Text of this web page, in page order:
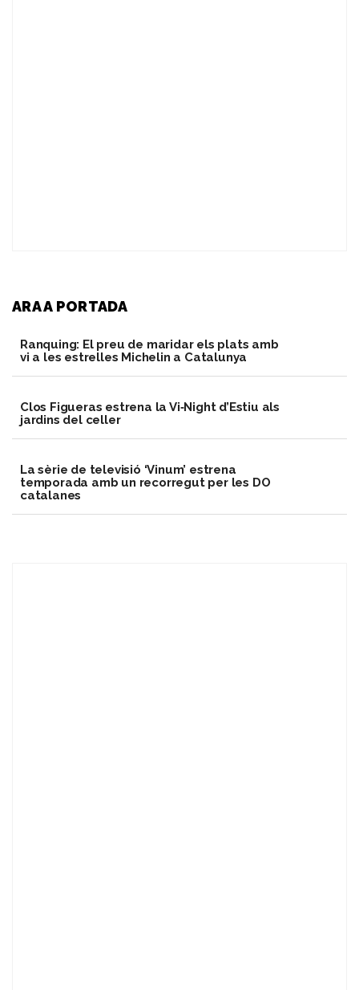
ARA A PORTADA
Ranquing: El preu de maridar els plats amb
vi a les estrelles Michelin a Catalunya
Clos Figueras estrena la Vi‑Night d’Estiu als
jardins del celler
La sèrie de televisió ‘Vinum’ estrena
temporada amb un recorregut per les DO
catalanes